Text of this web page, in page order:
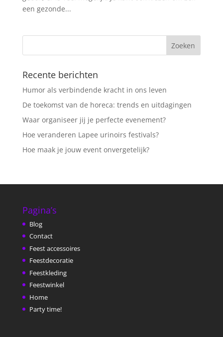
een gezonde...
Recente berichten
Humor als verbindende kracht in ons leven
De toekomst van de horeca: trends en uitdagingen
Waar organiseer jij je perfecte evenement?
Hoe veranderen Lapee urinoirs festivals?
Hoe maak je jouw event onvergetelijk?
Pagina’s
Blog
Contact
Feest accessoires
Feestdecoratie
Feestkleding
Feestwinkel
Home
Party time!